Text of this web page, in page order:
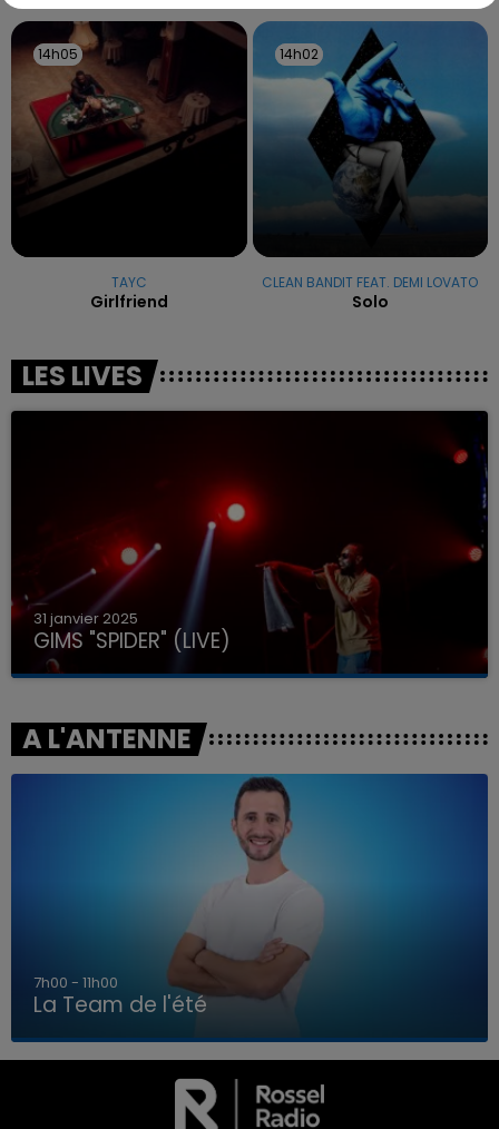
LA TEAM DE L'ÉTÉ
14h05
14h05
TAYC
Girlfriend
14h02
14h02
CLEAN BANDIT FEAT. DEMI LOVATO
Solo
LES LIVES
31 janvier 2025
GIMS "SPIDER" (LIVE)
A L'ANTENNE
7h00 - 11h00
La Team de l'été